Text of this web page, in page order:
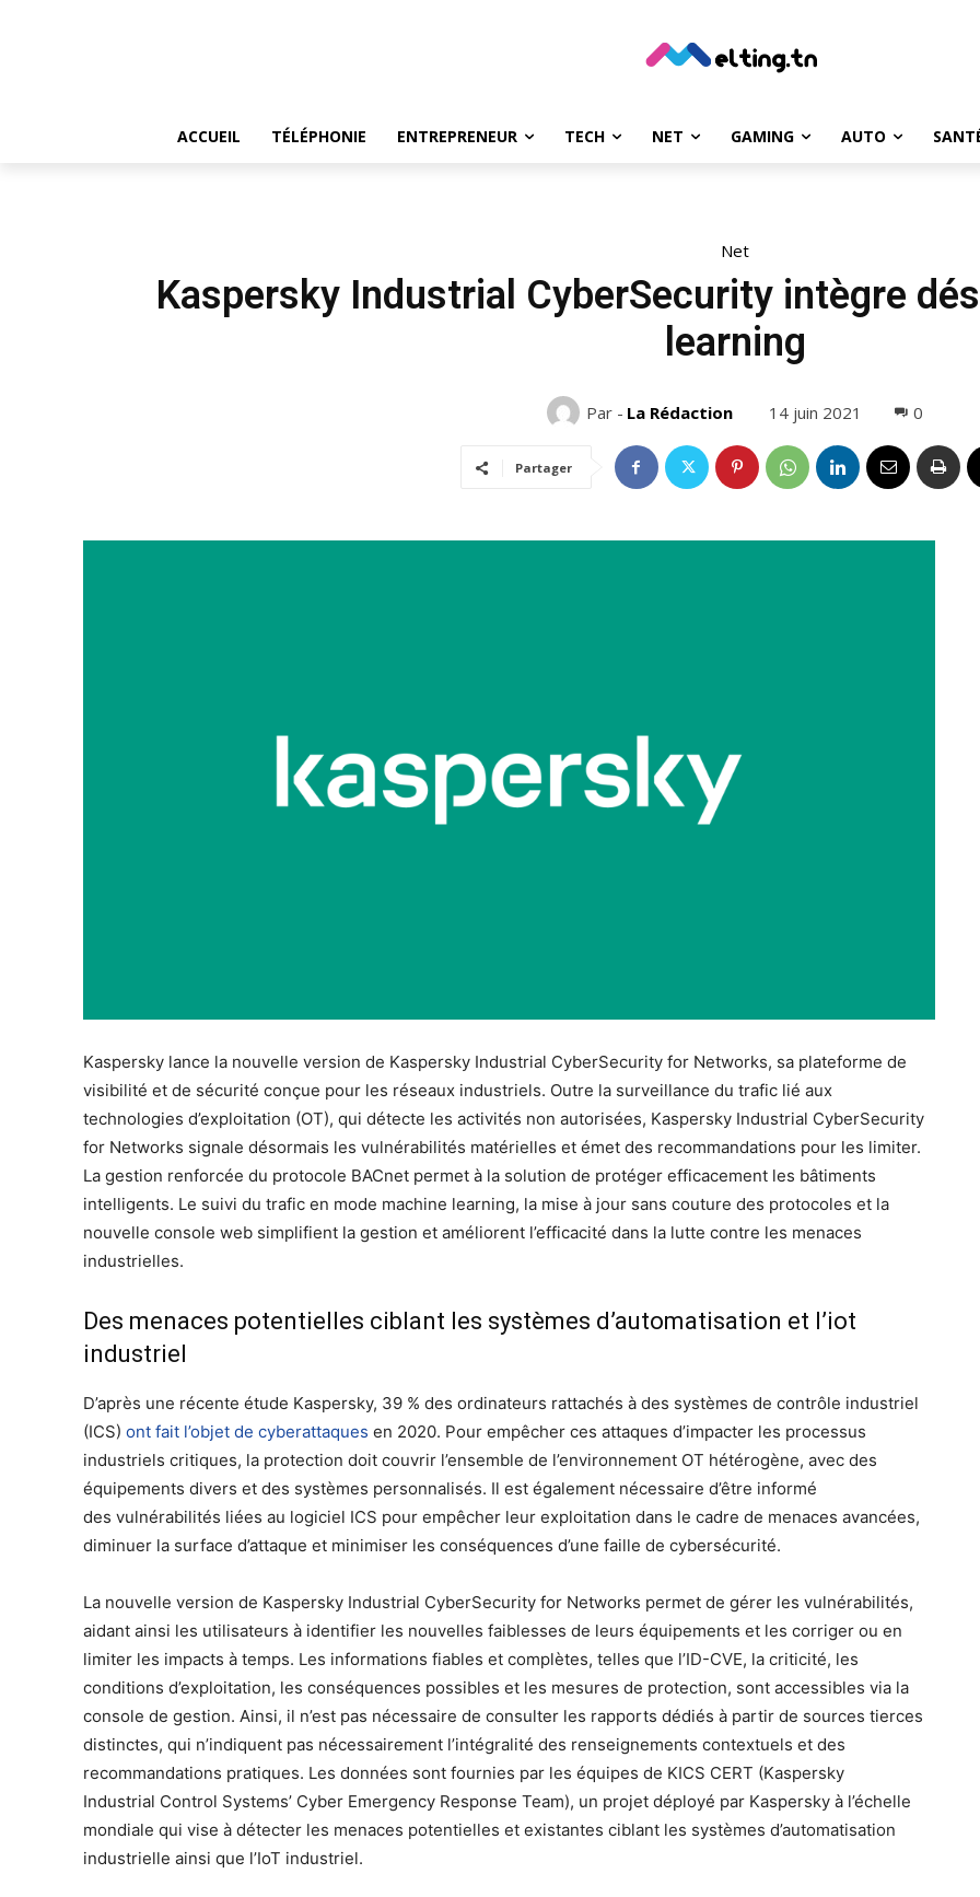
ACCUEIL TÉLÉPHONIE ENTREPRENEUR TECH NET GAMING AUTO
Net
Kaspersky Industrial CyberSecurity intègre
learning
Par - La Rédaction 14 juin 2021 0
Partager
Kaspersky lance la nouvelle version de Kaspersky Industrial CyberSecurity for Networks, sa plateforme de
visibilité et de sécurité conçue pour les réseaux industriels. Outre la surveillance du trafic lié aux
technologies d’exploitation (OT), qui détecte les activités non autorisées, Kaspersky Industrial CyberSecurity
for Networks signale désormais les vulnérabilités matérielles et émet des recommandations pour les limiter.
La gestion renforcée du protocole BACnet permet à la solution de protéger efficacement les bâtiments
intelligents. Le suivi du trafic en mode machine learning, la mise à jour sans couture des protocoles et la
nouvelle console web simplifient la gestion et améliorent l’efficacité dans la lutte contre les menaces
industrielles.
Des menaces potentielles ciblant les systèmes d’automatisation et I’iot
industriel
D’après une récente étude Kaspersky, 39 % des ordinateurs rattachés à des systèmes de contrôle industriel
(ICS) ont fait l’objet de cyberattaques en 2020. Pour empêcher ces attaques d’impacter les processus
industriels critiques, la protection doit couvrir l’ensemble de l’environnement OT hétérogène, avec des
équipements divers et des systèmes personnalisés. Il est également nécessaire d’être informé
des vulnérabilités liées au logiciel ICS pour empêcher leur exploitation dans le cadre de menaces avancées,
diminuer la surface d’attaque et minimiser les conséquences d’une faille de cybersécurité.
La nouvelle version de Kaspersky Industrial CyberSecurity for Networks permet de gérer les vulnérabilités,
aidant ainsi les utilisateurs à identifier les nouvelles faiblesses de leurs équipements et les corriger ou en
limiter les impacts à temps. Les informations fiables et complètes, telles que l’ID-CVE, la criticité, les
conditions d’exploitation, les conséquences possibles et les mesures de protection, sont accessibles via la
console de gestion. Ainsi, il n’est pas nécessaire de consulter les rapports dédiés à partir de sources tierces
distinctes, qui n’indiquent pas nécessairement l’intégralité des renseignements contextuels et des
recommandations pratiques. Les données sont fournies par les équipes de KICS CERT (Kaspersky
Industrial Control Systems’ Cyber Emergency Response Team), un projet déployé par Kaspersky à l’échelle
mondiale qui vise à détecter les menaces potentielles et existantes ciblant les systèmes d’automatisation
industrielle ainsi que l’IoT industriel.